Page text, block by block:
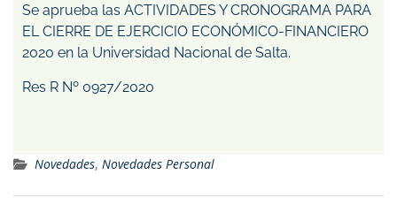
Se aprueba las ACTIVIDADES Y CRONOGRAMA PARA
EL CIERRE DE EJERCICIO ECONÓMICO-FINANCIERO
2020 en la Universidad Nacional de Salta.
Res R Nº 0927/2020
Novedades, Novedades Personal